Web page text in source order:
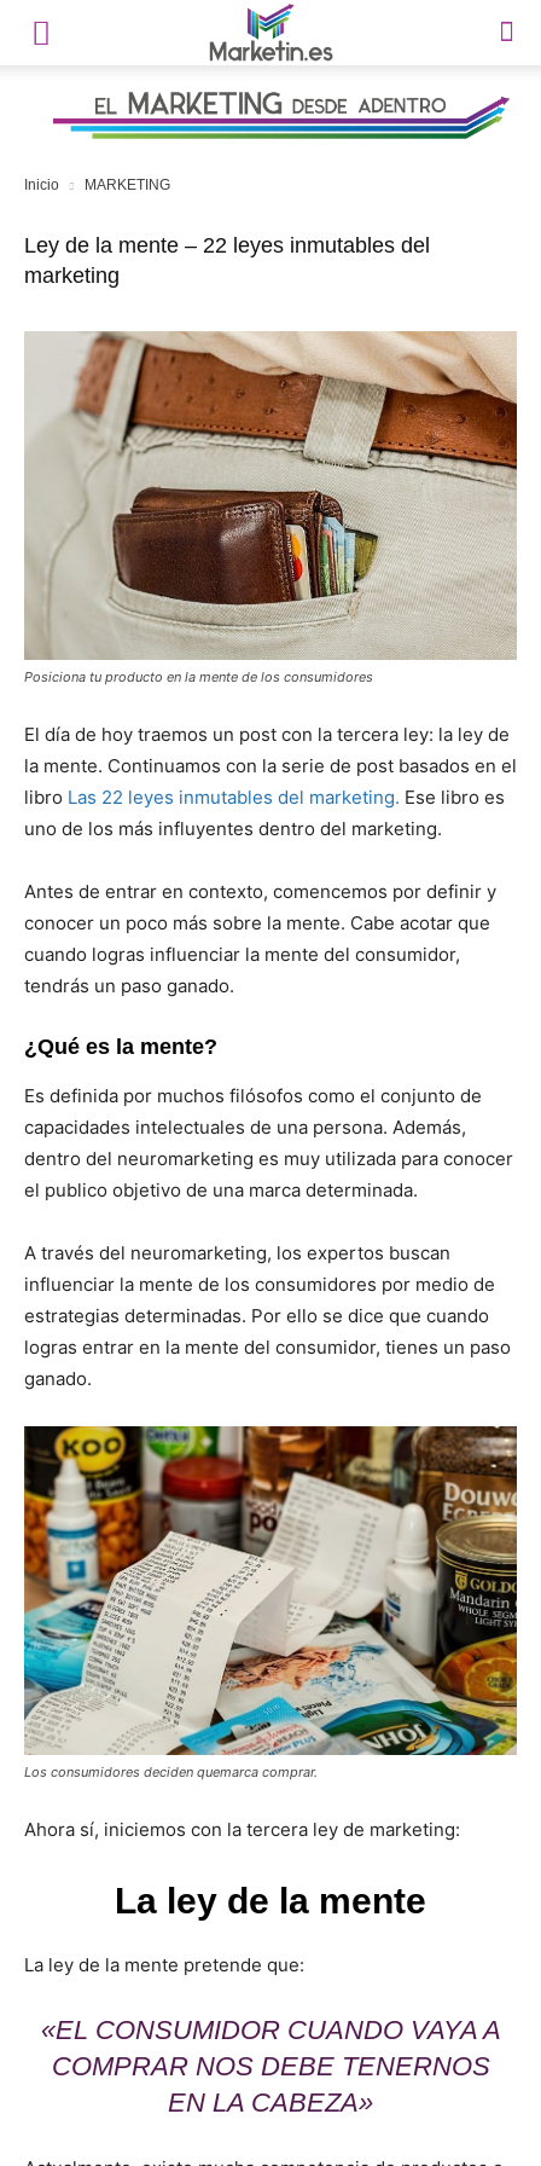
Inicio MARKETING
Ley de la mente – 22 leyes inmutables del
marketing
Posiciona tu producto en la mente de los consumidores
El día de hoy traemos un post con la tercera ley: la ley de
la mente. Continuamos con la serie de post basados en el
libro Las 22 leyes inmutables del marketing. Ese libro es
uno de los más influyentes dentro del marketing.
Antes de entrar en contexto, comencemos por definir y
conocer un poco más sobre la mente. Cabe acotar que
cuando logras influenciar la mente del consumidor,
tendrás un paso ganado.
¿Qué es la mente?
Es definida por muchos filósofos como el conjunto de
capacidades intelectuales de una persona. Además,
dentro del neuromarketing es muy utilizada para conocer
el publico objetivo de una marca determinada.
A través del neuromarketing, los expertos buscan
influenciar la mente de los consumidores por medio de
estrategias determinadas. Por ello se dice que cuando
logras entrar en la mente del consumidor, tienes un paso
ganado.
Los consumidores deciden quemarca comprar.
Ahora sí, iniciemos con la tercera ley de marketing:
La ley de la mente
La ley de la mente pretende que:
«EL CONSUMIDOR CUANDO VAYA A
COMPRAR NOS DEBE TENERNOS
EN LA CABEZA»